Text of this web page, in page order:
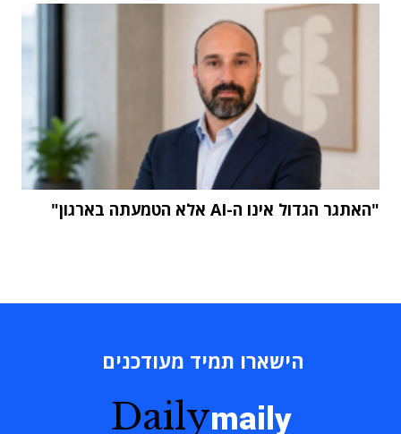
"האתגר הגדול אינו ה-AI אלא הטמעתה בארגון"
הישארו תמיד מעודכנים
Dailymaily